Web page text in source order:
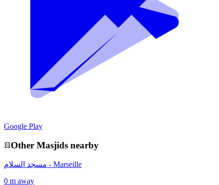
Google Play
Other Masjids nearby
مسجد السلام - Marseille
0 m away